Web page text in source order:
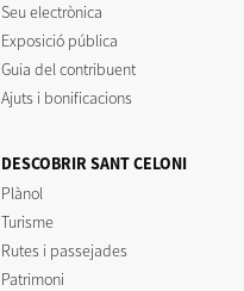
Seu electrònica
Exposició pública
Guia del contribuent
Ajuts i bonificacions
DESCOBRIR SANT CELONI
Plànol
Turisme
Rutes i passejades
Patrimoni